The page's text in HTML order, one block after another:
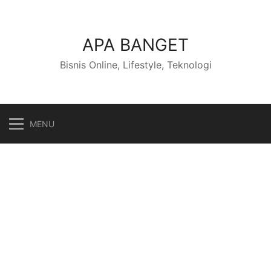
APA BANGET
Bisnis Online, Lifestyle, Teknologi
MENU